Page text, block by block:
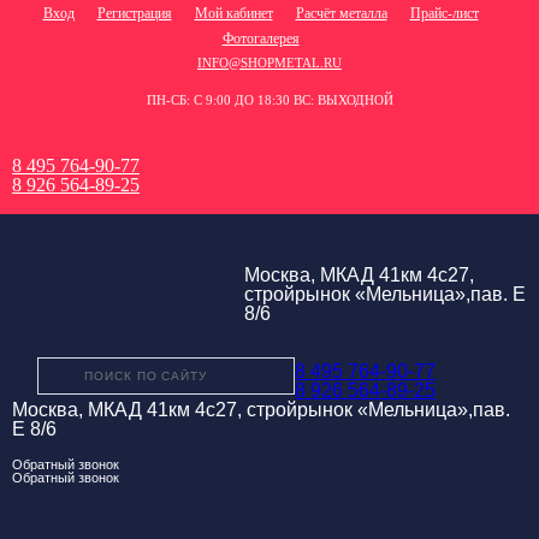
Вход Регистрация Мой кабинет Расчёт металла
Прайс-лист
Фотогалерея
INFO@SHOPMETAL.RU
ПН-СБ: С 9:00 ДО 18:30 ВС: ВЫХОДНОЙ
8 495 764-90-77
8 926 564-89-25
Москва, МКАД 41км 4с27,
стройрынок «Мельница»,пав. Е
8/6
8 495 764-90-77
8 926 564-89-25
Москва, МКАД 41км 4с27, стройрынок «Мельница»,пав.
Е 8/6
Обратный звонок
Обратный звонок